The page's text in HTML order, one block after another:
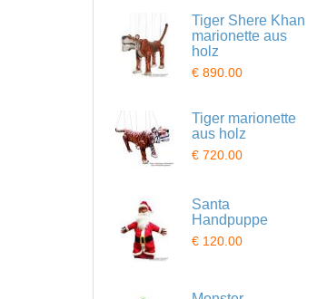
Tiger Shere Khan
marionette aus
holz
€ 890.00
Tiger marionette
aus holz
€ 720.00
Santa
Handpuppe
€ 120.00